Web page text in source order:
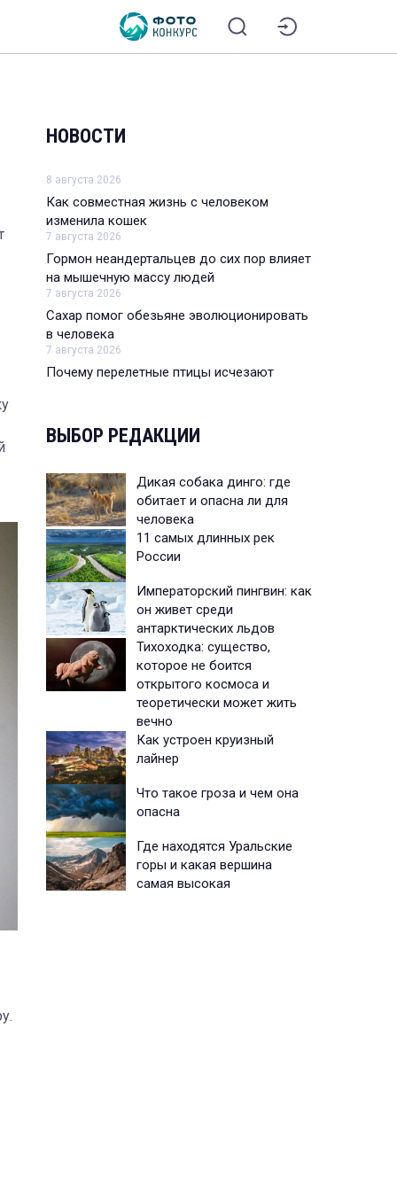
НОВОСТИ
8 августа 2026
Как совместная жизнь с человеком
изменила кошек
7 августа 2026
Гормон неандертальцев до сих пор влияет
на мышечную массу людей
7 августа 2026
Сахар помог обезьяне эволюционировать
в человека
7 августа 2026
Почему перелетные птицы исчезают
ВЫБОР РЕДАКЦИИ
Дикая собака динго: где
обитает и опасна ли для
человека
11 самых длинных рек
России
Императорский пингвин: как
он живет среди
антарктических льдов
Тихоходка: существо,
которое не боится
открытого космоса и
теоретически может жить
вечно
Как устроен круизный
лайнер
Что такое гроза и чем она
опасна
Где находятся Уральские
горы и какая вершина
самая высокая